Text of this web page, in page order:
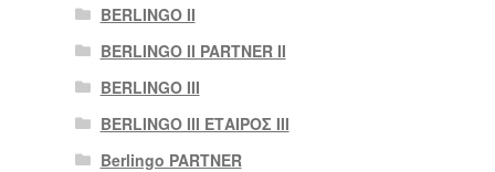
BERLINGO II
BERLINGO II PARTNER II
BERLINGO III
BERLINGO III ΕΤΑΙΡΟΣ III
Berlingo PARTNER